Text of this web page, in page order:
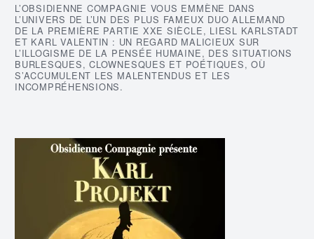
L’OBSIDIENNE COMPAGNIE VOUS EMMÈNE DANS
L’UNIVERS DE L’UN DES PLUS FAMEUX DUO ALLEMAND
DE LA PREMIÈRE PARTIE XXE SIÈCLE, LIESL KARLSTADT
ET KARL VALENTIN : UN REGARD MALICIEUX SUR
L’ILLOGISME DE LA PENSÉE HUMAINE, DES SITUATIONS
BURLESQUES, CLOWNESQUES ET POÉTIQUES, OÙ
S’ACCUMULENT LES MALENTENDUS ET LES
INCOMPRÉHENSIONS.